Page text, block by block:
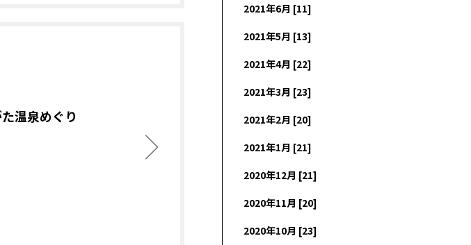
温泉めぐり
2021年6月 [11]
2021年5月 [13]
2021年4月 [22]
2021年3月 [23]
2021年2月 [20]
2021年1月 [21]
2020年12月 [21]
2020年11月 [20]
2020年10月 [23]